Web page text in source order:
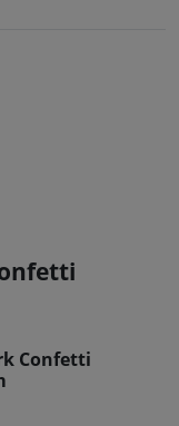
Confetti